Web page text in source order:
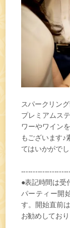
スパークリン
プレミアムス
ワーやワイン
もございます♪
てはいかがで
●表記時間は受
パーティー開
す。開始直前
お勧めしてお